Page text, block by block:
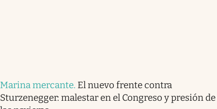
Marina mercante. El nuevo frente contra
Sturzenegger: malestar en el Congreso y presión de